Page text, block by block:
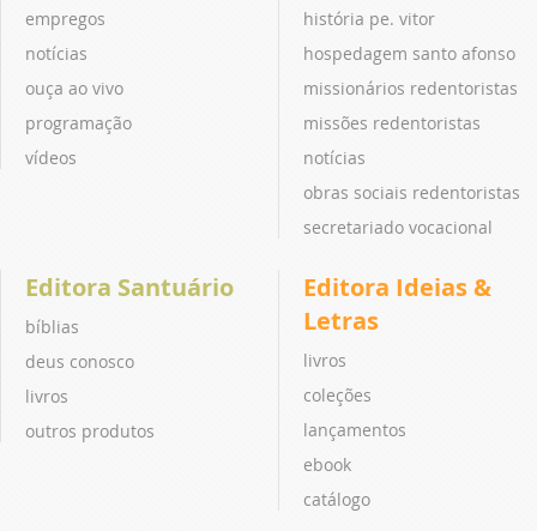
empregos
notícias
ouça ao vivo
programação
vídeos
história pe. vitor
hospedagem santo afonso
missionários redentoristas
missões redentoristas
notícias
obras sociais redentoristas
secretariado vocacional
Editora Santuário
bíblias
deus conosco
livros
outros produtos
Editora Ideias &
Letras
livros
coleções
lançamentos
ebook
catálogo